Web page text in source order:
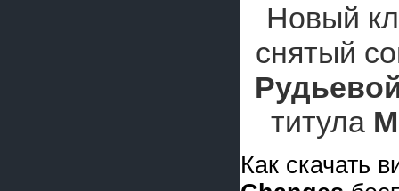
Новый
снятый
титула
Как скачать